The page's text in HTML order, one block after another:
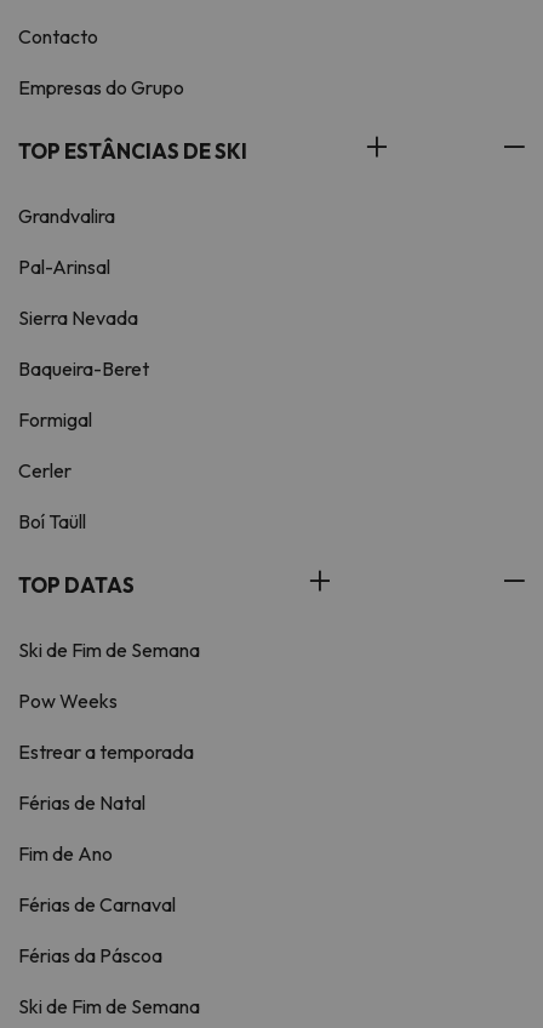
Contacto
Empresas do Grupo
TOP ESTÂNCIAS DE SKI
Grandvalira
Pal-Arinsal
Sierra Nevada
Baqueira-Beret
Formigal
Cerler
Boí Taüll
TOP DATAS
Ski de Fim de Semana
Pow Weeks
Estrear a temporada
Férias de Natal
Fim de Ano
Férias de Carnaval
Férias da Páscoa
Ski de Fim de Semana